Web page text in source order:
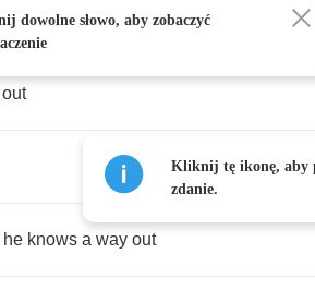
is a way out
out
he knows a way out
dowolne słowo, aby zobaczyć
Kliknij tę ikonę, aby
zdanie.